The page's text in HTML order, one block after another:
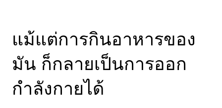
แม้แต่การกินอาหารของ
มัน ก็กลายเป็นการออก
กำลังกายได้